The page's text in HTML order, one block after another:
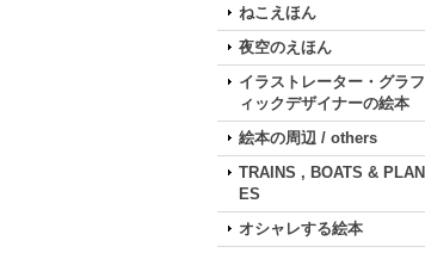
ねこえほん
夜空のえほん
イラストレーター・グラフ
ィックデザイナーの絵本
絵本の周辺 / others
TRAINS , BOATS & PLAN
ES
オシャレする絵本